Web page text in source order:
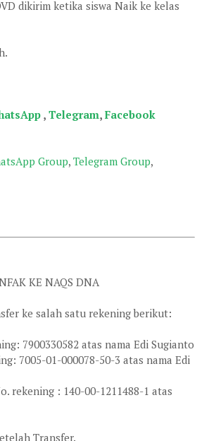
dikirim ketika siswa Naik ke kelas
, Telegram, Facebook
Group, Telegram Group,
KE NAQS DNA
ke salah satu rekening berikut:
7900330582 atas nama Edi Sugianto
7005-01-000078-50-3 atas nama Edi
rekening : 140-00-1211488-1 atas
Transfer.